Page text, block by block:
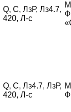
Q, С, ЛзР, Лз4.7,
420, Л-с
Q, С, Лз4.7, ЛзР,
420, Л-с